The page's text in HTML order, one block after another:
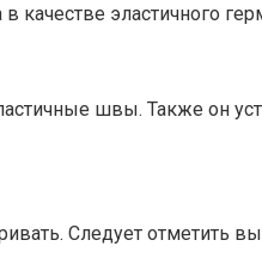
качестве эластичного
швы. Также он
Следует отметить